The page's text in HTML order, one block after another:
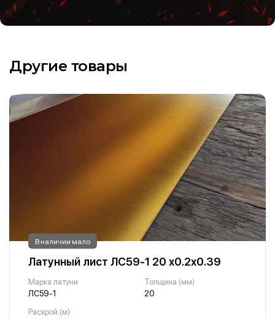
Другие товары
В наличии мало
Латунный лист ЛС59-1 20 х0.2х0.39
Марка латуни
ЛС59-1
Толщина (мм)
20
Раскрой (м)